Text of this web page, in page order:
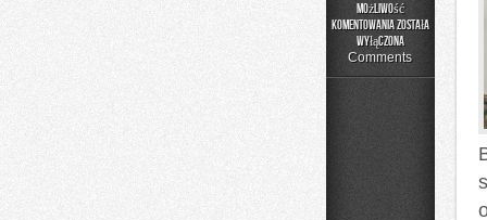
Możliwość
komentowania
Poradnik
Rodzica
została
wyłączona
Comments